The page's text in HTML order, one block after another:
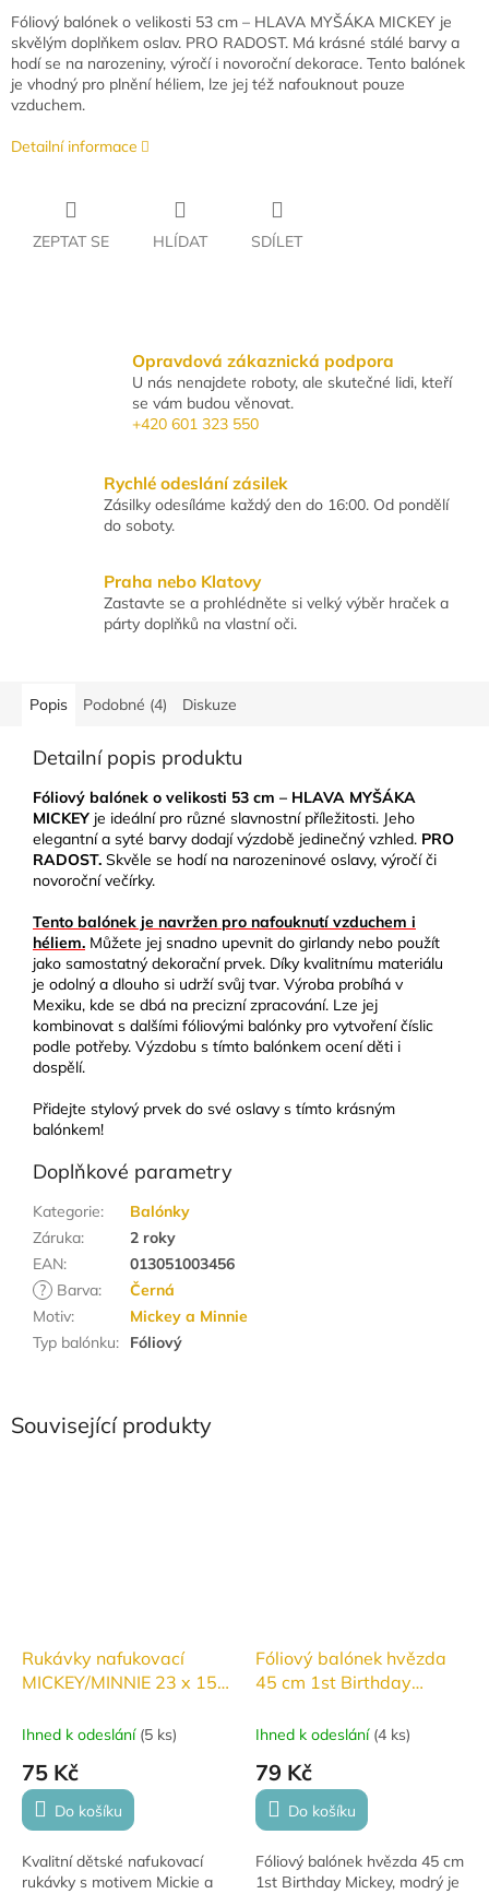
Fóliový balónek o velikosti 53 cm – HLAVA MYŠÁKA MICKEY je
skvělým doplňkem oslav. PRO RADOST. Má krásné stálé barvy a
hodí se na narozeniny, výročí i novoroční dekorace. Tento balónek
je vhodný pro plnění héliem, lze jej též nafouknout pouze
vzduchem.
Detailní informace
ZEPTAT SE HLÍDAT SDÍLET
Opravdová zákaznická podpora
U nás nenajdete roboty, ale skutečné lidi, kteří
se vám budou věnovat.
+420 601 323 550
Rychlé odeslání zásilek
Zásilky odesíláme každý den do 16:00. Od pondělí
do soboty.
Praha nebo Klatovy
Zastavte se a prohlédněte si velký výběr hraček a
párty doplňků na vlastní oči.
Související produkty
Rukávky nafukovací
MICKEY/MINNIE 23 x 15
Ihned k odeslání (5 ks)
75 Kč
Do košíku
Kvalitní dětské nafukovací
rukávky s motivem Mickie a
Fóliový balónek hvězda
45 cm 1st Birthday
Ihned k odeslání (4 ks)
79 Kč
Do košíku
Fóliový balónek hvězda 45 cm
1st Birthday Mickey, modrý je
Popis Podobné (4) Diskuze
Detailní popis produktu
Fóliový balónek o velikosti 53 cm – HLAVA MYŠÁKA
MICKEY je ideální pro různé slavnostní příležitosti. Jeho
elegantní a syté barvy dodají výzdobě jedinečný vzhled. PRO
RADOST. Skvěle se hodí na narozeninové oslavy, výročí či
novoroční večírky.
Tento balónek je navržen pro nafouknutí vzduchem i
héliem. Můžete jej snadno upevnit do girlandy nebo použít
jako samostatný dekorační prvek. Díky kvalitnímu materiálu
je odolný a dlouho si udrží svůj tvar. Výroba probíhá v
Mexiku, kde se dbá na precizní zpracování. Lze jej
kombinovat s dalšími fóliovými balónky pro vytvoření číslic
podle potřeby. Výzdobu s tímto balónkem ocení děti i
dospělí.
Přidejte stylový prvek do své oslavy s tímto krásným
balónkem!
Doplňkové parametry
Kategorie:
Balónky
Záruka:
2 roky
EAN:
013051003456
?
Barva:
Černá
Motiv:
Mickey a Minnie
Typ balónku: Fóliový